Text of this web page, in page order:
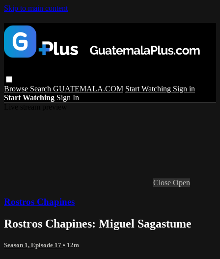
Skip to main content
Browse Search GUATEMALA.COM Start Watching Sign in
Start Watching Sign In
Close Open
Rostros Chapines
Rostros Chapines: Miguel Sagastume
Season 1, Episode 17 • 12m